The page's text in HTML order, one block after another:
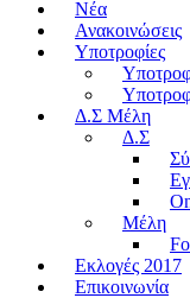
Νέα
Ανακοινώσεις
Υποτροφίες
Δ.Σ Μέλη
Δ.Σ
Μέλη
Εκλογές 2017
Επικοινωνία